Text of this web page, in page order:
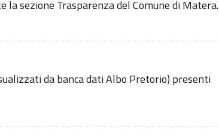
sezione Trasparenza del Comune di Matera.
da banca dati Albo Pretorio) presenti